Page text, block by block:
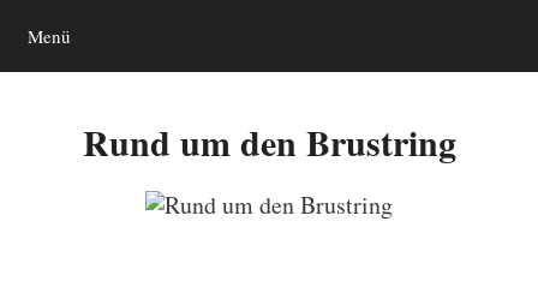
Inhalt
springen
Menü
Rund um den Brustring